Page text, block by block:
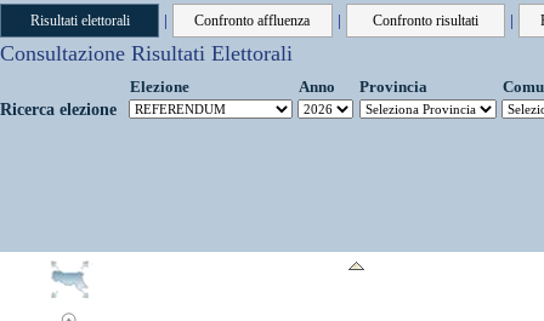
| | |
Consultazione Risultati Elettorali
Ricerca elezione
Elezione Anno Provincia